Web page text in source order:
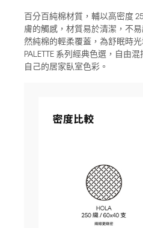
百分百純棉材質，輔以高密度
膚的觸感，材質易於清潔，不
然純棉的輕柔覆蓋，為舒眠時
PALETTE 系列經典色選，自由
自己的居家臥室色彩。